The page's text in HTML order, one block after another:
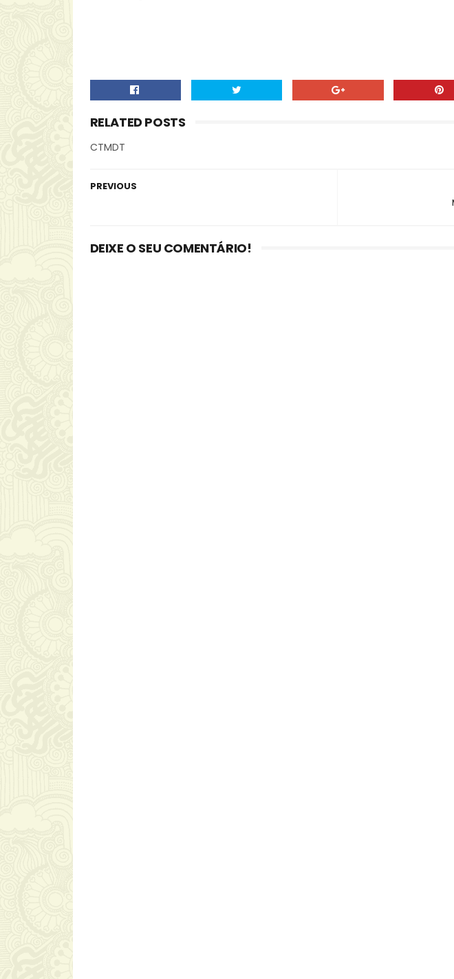
RELATED POSTS
CTMDT
PREVIOUS
DEIXE O SEU COMENTÁRIO!